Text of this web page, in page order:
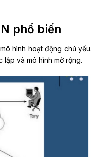
phổ biến
hình hoạt động chủ yếu.
lập và mô hình mở rộng.